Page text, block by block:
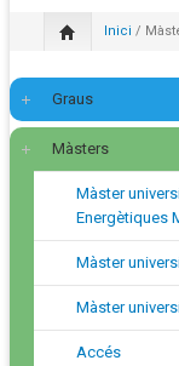
Inici /
Graus
Màsters
Màster
Energètiques
Màster
Màster
Accés